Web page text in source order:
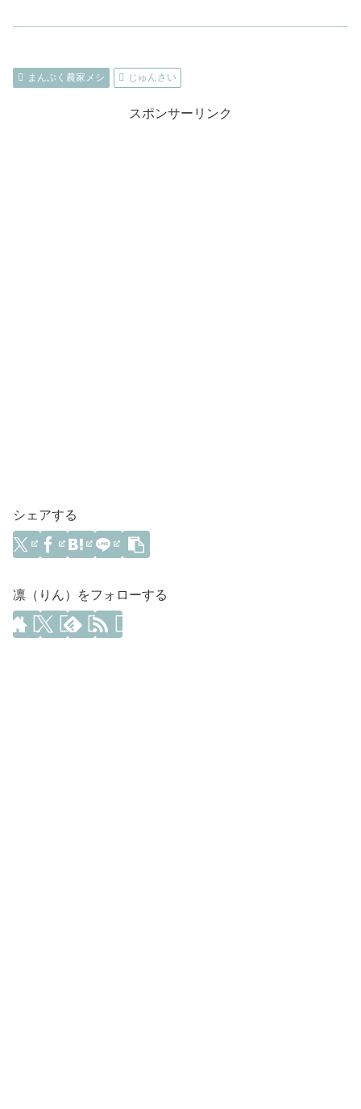
まんぷく農家メシ じゅんさい
スポンサーリンク
シェアする
凛（りん）をフォローする